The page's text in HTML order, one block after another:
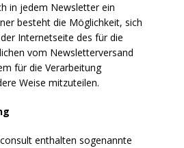
in jedem Newsletter ein
besteht die Möglichkeit, sich
Internetseite des für die
vom Newsletterversand
für die Verarbeitung
Weise mitzuteilen.
enthalten sogenannte